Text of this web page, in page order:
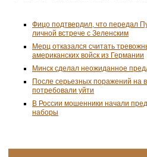
Фицо подтвердил, что передал
личной встрече с Зеленским
Мерц отказался считать
американских войск из Германии
Минск сделал неожиданное
После серьезных поражений на
потребовали уйти
В России мошенники начали
наборы